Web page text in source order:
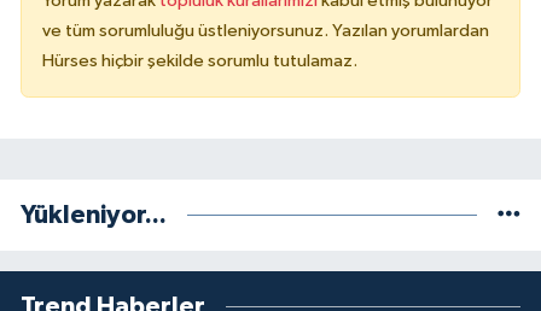
ve tüm sorumluluğu üstleniyorsunuz. Yazılan yorumlardan
Hürses hiçbir şekilde sorumlu tutulamaz.
Yükleniyor...